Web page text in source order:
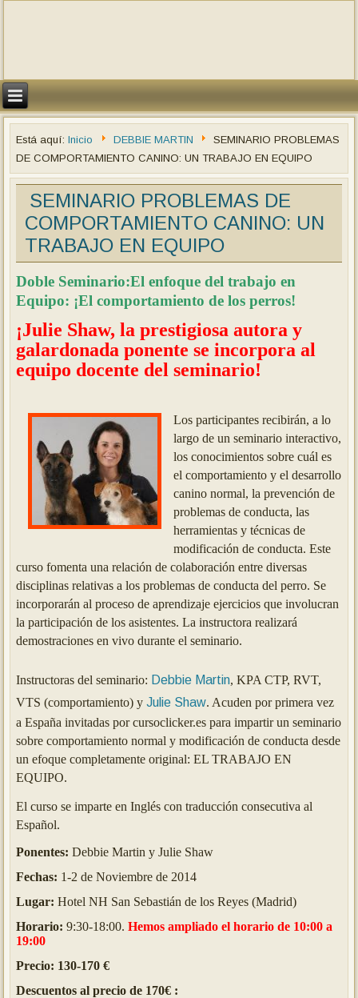
Está aquí:Inicio DEBBIE MARTIN
SEMINARIO PROBLEMAS
DE COMPORTAMIENTO CANINO: UN TRABAJO EN EQUIPO
SEMINARIO PROBLEMAS DE
COMPORTAMIENTO CANINO: UN
TRABAJO EN EQUIPO
Doble Seminario:El enfoque del trabajo en
Equipo: ¡El comportamiento de los perros!
¡Julie Shaw, la prestigiosa autora y
galardonada ponente se incorpora al
equipo docente del seminario!
Los participantes recibirán, a lo
largo de un seminario interactivo,
los conocimientos sobre cuál es
el comportamiento y el desarrollo
canino normal, la prevención de
problemas de conducta, las
herramientas y técnicas de
modificación de conducta.Este
curso fomenta una relación de colaboración entre diversas
disciplinas relativas a los problemas de conducta del perro. Se
incorporarán al proceso de aprendizaje ejercicios que involucran
la participación de los asistentes.La instructora realizará
demostraciones en vivo durante el seminario.
Instructoras del seminario: Debbie Martin, KPA CTP, RVT,
VTS (comportamiento) yJulie Shaw. Acuden por primera vez
a España invitadas por cursoclicker.es para impartir un seminario
sobre comportamiento normal y modificación de conducta desde
un efoque completamente original: EL TRABAJO EN
EQUIPO.
El curso se imparte en Inglés con traducción consecutiva al
Español.
Ponentes:Debbie Martin y Julie Shaw
Fechas: 1-2 de Noviembre de 2014
Lugar:Hotel NH San Sebastián de los Reyes (Madrid)
Horario:9:30-18:00.Hemos ampliado el horario de 10:00 a
19:00
Precio: 130-170 €
Descuentos al precio de 170€ :